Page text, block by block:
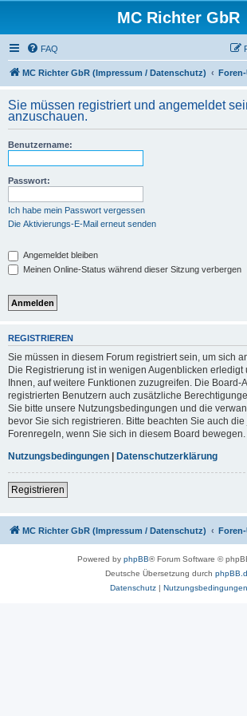
MC Richter GbR
FAQ
MC Richter GbR (Impressum / Datenschutz)
Sie müssen registriert und angemeldet
anzuschauen.
Benutzername:
Passwort:
Ich habe mein Passwort vergessen
Die Aktivierungs-E-Mail erneut senden
Angemeldet bleiben
Meinen Online-Status während dieser Sitzung verbergen
REGISTRIEREN
Sie müssen in diesem Forum registriert sein, um sich
Die Registrierung ist in wenigen Augenblicken erledigt
Ihnen, auf weitere Funktionen zuzugreifen. Die Board-
registrierten Benutzern auch zusätzliche
Sie bitte unsere Nutzungsbedingungen und die
bevor Sie sich registrieren. Bitte beachten Sie auch
Forenregeln, wenn Sie sich in diesem Board bewegen.
Nutzungsbedingungen | Datenschutzerklärung
Registrieren
MC Richter GbR (Impressum / Datenschutz)
Powered by phpBB® Forum Software ©
Deutsche Übersetzung durch
Datenschutz| Nutzungsbedingungen